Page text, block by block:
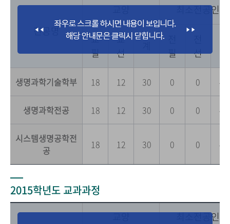
전공명
교양 최소전공인
교
필
교
선
필
선
생명과학기술학부 18 12 30 0 0 42
생명과학전공 18 12 30 0 0 42
시스템생명공학전
공
18 12 30 0 0 42
2015학년도 교과과정
교양 최소전공인